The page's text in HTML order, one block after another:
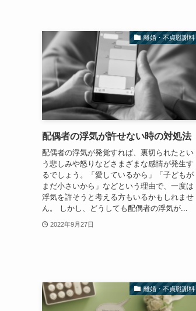
離婚・不貞慰謝料
配偶者の浮気が許せない時の対処法
配偶者の浮気が発覚すれば、裏切られたとい
う悲しみや怒りなどさまざまな感情が発生す
るでしょう。「愛しているから」「子どもが
まだ小さいから」などという理由で、一度は
浮気を許そうと考える方もいるかもしれませ
ん。 しかし、どうしても配偶者の浮気が...
2022年9月27日
離婚・不貞慰謝料